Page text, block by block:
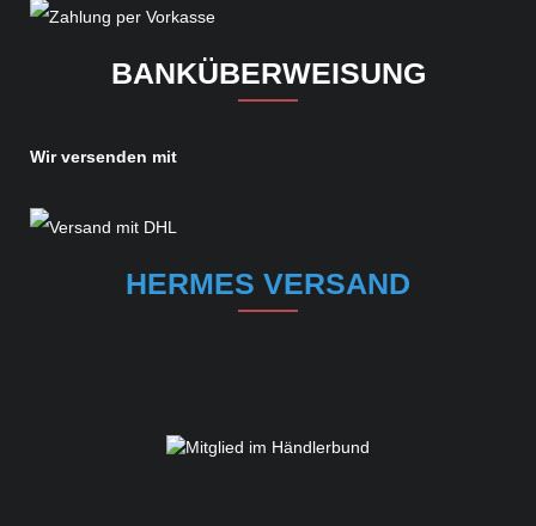
BANKÜBERWEISUNG
Wir versenden mit
HERMES VERSAND